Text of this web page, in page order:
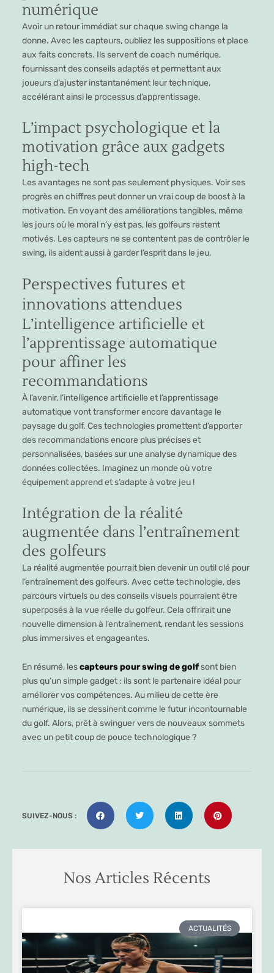
numérique
Avoir un retour immédiat sur chaque swing change la
donne. Avec les capteurs, oubliez les suppositions et place
aux faits concrets. Ils servent de coach numérique,
fournissant des conseils adaptés et permettant aux
joueurs d’ajuster instantanément leur technique,
accélérant ainsi le processus d’apprentissage.
L’impact psychologique et la
motivation grâce aux gadgets
high-tech
Les avantages ne sont pas seulement physiques. Voir ses
progrès en chiffres peut donner un vrai coup de boost à la
motivation. En voyant des améliorations tangibles, même
les jours où le moral n’y est pas, les golfeurs restent
motivés. Les capteurs ne se contentent pas de contrôler le
swing, ils aident aussi à garder l’esprit dans le jeu.
Perspectives futures et
innovations attendues
L’intelligence artificielle et
l’apprentissage automatique
pour affiner les
recommandations
À l’avenir, l’intelligence artificielle et l’apprentissage
automatique vont transformer encore davantage le
paysage du golf. Ces technologies promettent d’apporter
des recommandations encore plus précises et
personnalisées, basées sur une analyse dynamique des
données collectées. Imaginez un monde où votre
équipement apprend et s’adapte à votre jeu !
Intégration de la réalité
augmentée dans l’entraînement
des golfeurs
La réalité augmentée pourrait bien devenir un outil clé pour
l’entraînement des golfeurs. Avec cette technologie, des
parcours virtuels ou des conseils visuels pourraient être
superposés à la vue réelle du golfeur. Cela offrirait une
nouvelle dimension à l’entraînement, rendant les sessions
plus immersives et engageantes.
En résumé, lescapteurs pour swing de golfsont bien
plus qu’un simple gadget : ils sont le partenaire idéal pour
améliorer vos compétences. Au milieu de cette ère
numérique, ils se dessinent comme le futur incontournable
du golf. Alors, prêt à swinguer vers de nouveaux sommets
avec un petit coup de pouce technologique ?
SUIVEZ-NOUS :
Nos Articles Récents
ACTUALITÉS